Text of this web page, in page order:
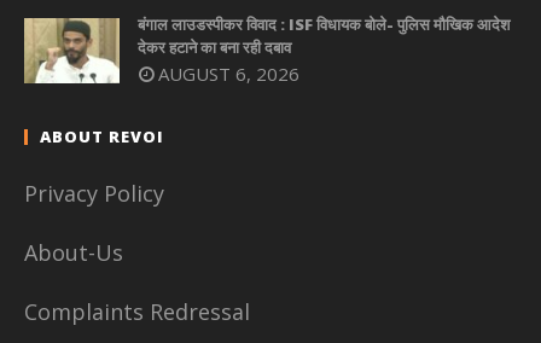
बंगाल लाउडस्पीकर विवाद : ISF विधायक बोले- पुलिस मौखिक आदेश
देकर हटाने का बना रही दबाव
AUGUST 6, 2026
ABOUT REVOI
Privacy Policy
About-Us
Complaints Redressal